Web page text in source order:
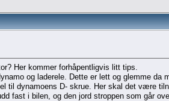
Her kommer forhåpentligvis litt tips.
og laderele. Dette er lett og glemme da
til dynamoens D- skrue. Her skal det være
fast i bilen, og den jord stroppen som går